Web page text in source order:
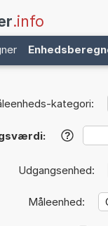
.info
kategori:
?
Udgangsenhed:
Måleenhed: